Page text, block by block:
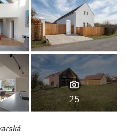
25